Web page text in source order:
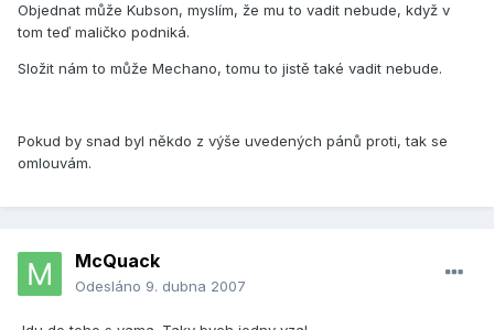
Objednat může Kubson, myslím, že mu to vadit nebude, když v
tom teď maličko podniká.
Složit nám to může Mechano, tomu to jistě také vadit nebude.
Pokud by snad byl někdo z výše uvedených pánů proti, tak se
omlouvám.
McQuack
Odesláno 9. dubna 2007